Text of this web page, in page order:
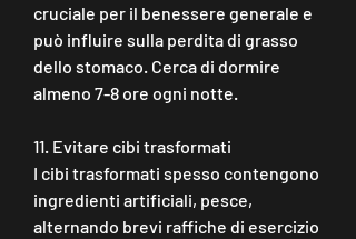
cruciale per il benessere generale e
può influire sulla perdita di grasso
dello stomaco. Cerca di dormire
almeno 7-8 ore ogni notte.
11. Evitare cibi trasformati
I cibi trasformati spesso contengono
ingredienti artificiali, pesce,
alternando brevi raffiche di esercizio